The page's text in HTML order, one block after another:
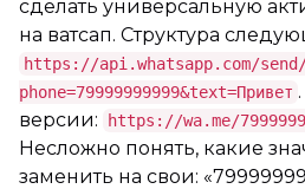
сделать универсальную
на ватсап. Структура
https://api.whatsapp.com/
phone=79999999999&text=Привет
версии:
https://wa.me/
Несложно понять, какие
заменить на свои: